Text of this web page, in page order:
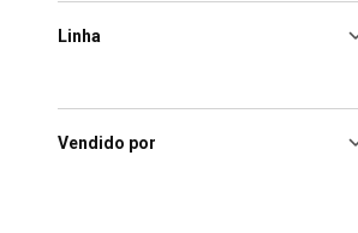
Linha
Vendido por